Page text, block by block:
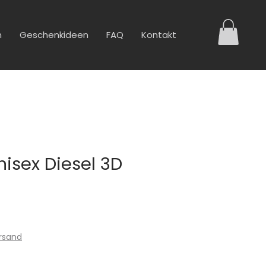
Geschenkideen FAQ Kontakt
Diesel 3D